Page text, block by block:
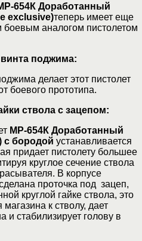
654К Доработанный
exclusive)теперь имеет еще
боевым аналогом пистолетом
поджима:
делает этот пистолет
боевого прототипа.
ствола с зацепом:
МР-654К Доработанный
с бородой устанавливается
придает пистолету большее
круглое сечение ствола
В корпусе
проточка под зацеп,
круглой гайке ствола, это
к стволу, дает
и стабилизирует голову в